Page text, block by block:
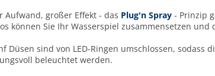
Aufwand, großer Effekt - das Plug'n Spray - Prinzip
können Sie Ihr Wasserspiel zusammensetzen
Düsen sind von LED-Ringen umschlossen, sodass
beleuchtet werden.